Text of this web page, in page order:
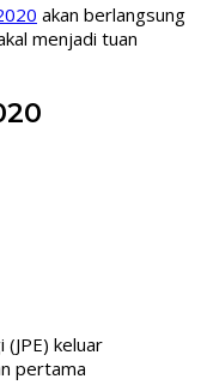
akan berlangsung
menjadi tuan
keluar
pertama